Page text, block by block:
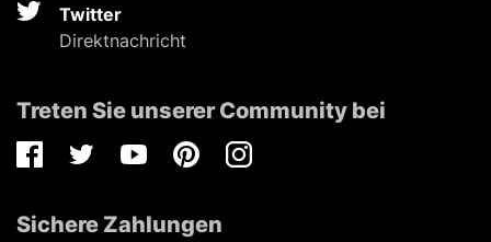
Twitter
Direktnachricht
Treten Sie unserer Community bei
FacebookTwitterYoutubePinterestInstagram
Sichere Zahlungen